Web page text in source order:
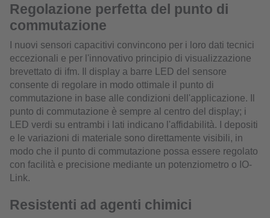
Regolazione perfetta del punto di
commutazione
I nuovi sensori capacitivi convincono per i loro dati tecnici
eccezionali e per l'innovativo principio di visualizzazione
brevettato di ifm. Il display a barre LED del sensore
consente di regolare in modo ottimale il punto di
commutazione in base alle condizioni dell'applicazione. Il
punto di commutazione è sempre al centro del display; i
LED verdi su entrambi i lati indicano l'affidabilità. I depositi
e le variazioni di materiale sono direttamente visibili, in
modo che il punto di commutazione possa essere regolato
con facilità e precisione mediante un potenziometro o IO-
Link.
Resistenti ad agenti chimici